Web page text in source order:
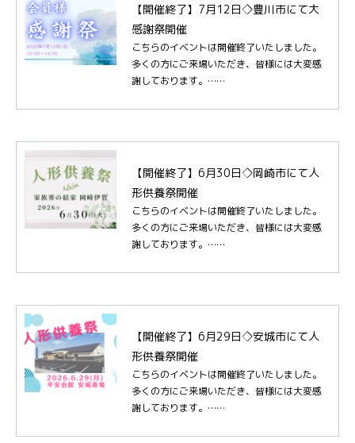
【開催終了】7月12日◇豊川市にて大
感謝祭開催
こちらのイベントは開催終了いたしました。
多くの方にご来場いただき、皆様には大変感
謝しております。……
【開催終了】6月30日◇岡崎市にて人
形供養祭開催
こちらのイベントは開催終了いたしました。
多くの方にご来場いただき、皆様には大変感
謝しております。……
【開催終了】6月29日◇安城市にて人
形供養祭開催
こちらのイベントは開催終了いたしました。
多くの方にご来場いただき、皆様には大変感
謝しております。……